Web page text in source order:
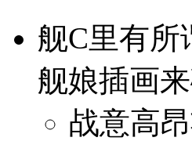
舰C里有所
舰娘插画来
战意高